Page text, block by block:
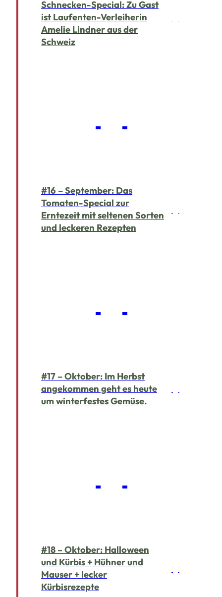
Schnecken-Special: Zu Gast
ist Laufenten-Verleiherin
Amelie Lindner aus der
Schweiz
#16 – September: Das
Tomaten-Special zur
Erntezeit mit seltenen Sorten
und leckeren Rezepten
#17 – Oktober: Im Herbst
angekommen geht es heute
um winterfestes Gemüse.
#18 – Oktober: Halloween
und Kürbis + Hühner und
Mauser + lecker
Kürbisrezepte